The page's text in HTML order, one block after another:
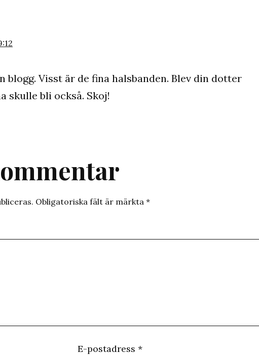
Visst är de fina halsbanden. Blev din dotter
skulle bli också. Skoj!
Obligatoriska fält är märkta *
E-postadress *